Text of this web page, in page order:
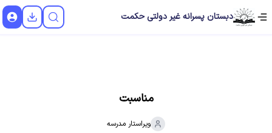
دبستان پسرانه غیر دولتی حکمت
مناسبت
ویراستار مدرسه